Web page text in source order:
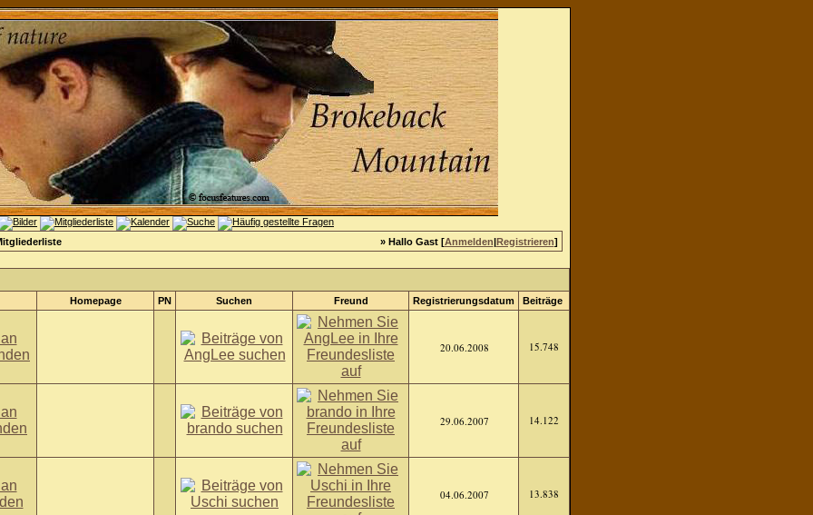
» Hallo Gast [Anmelden|Registrieren]
Homepage PN Suchen Freund Registrierungsdatum Beiträge
20.06.2008 15.748
29.06.2007 14.122
04.06.2007 13.838